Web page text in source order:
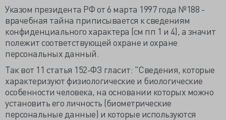
Указом президента РФ от 6 марта 1997 года №188 -
врачебная тайна приписывается к сведениям
конфиденциального характера (см пп 1 и 4), а значит
полежит соответствующей охране и охране
персональных данный.
Так вот 11 статья 152-ФЗ гласит: "Сведения, которые
характеризуют физиологические и биологические
особенности человека, на основании которых можно
установить его личность (биометрические
персональные данные) и которые используются